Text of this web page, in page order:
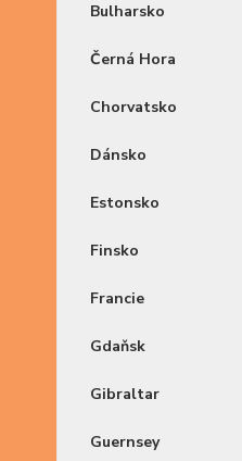
Bulharsko
Černá Hora
Chorvatsko
Dánsko
Estonsko
Finsko
Francie
Gdaňsk
Gibraltar
Guernsey